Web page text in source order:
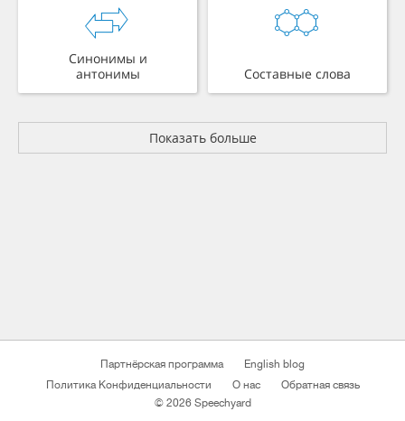
Синонимы и
антонимы
Составные слова
Показать больше
Партнёрская программа
English blog
Политика Конфиденциальности
О нас
Обратная связь
© 2026 Speechyard